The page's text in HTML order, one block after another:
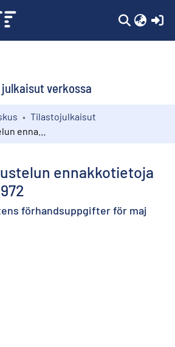
verkossa
Tilastojulkaisut
ennakkotietoja
förhandsuppgifter för maj